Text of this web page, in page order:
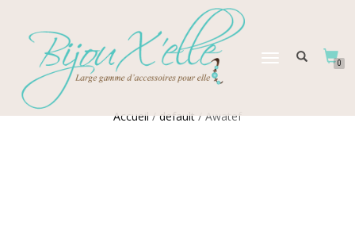
DÉPLIER
0
Accueil/default/ Awatef